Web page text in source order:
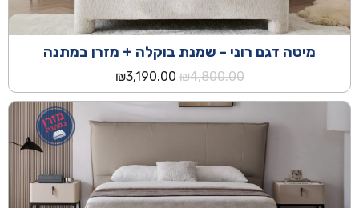
מיטה דגם רוני - שמנת בוקלה + מזרן במתנה
₪4,800.00
המחיר
המקורי
היה:
₪4,800.00.
₪3,190.00
הנוכחי
הוא:
₪3,190.00.